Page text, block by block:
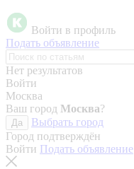
Войти в профиль
Подать объявление
Нет результатов
Войти
Москва
Ваш город Москва?
Да
Выбрать город
Город подтверждён
Войти Подать объявление